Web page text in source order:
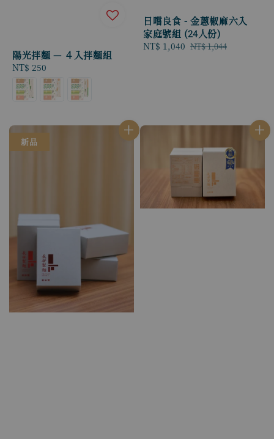
陽光拌麵 — ４入拌麵組
Regular
price
NT$ 250
日嚐良食 - 金蔥椒麻六入
家庭號組 (24人份)
Sale
NT$ 1,040 Regular
NT$ 1,044
新品